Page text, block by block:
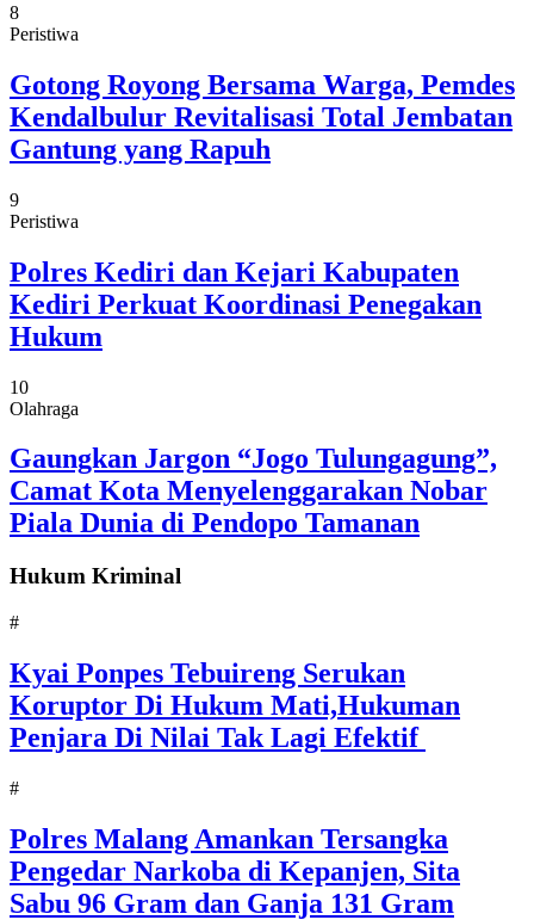
8
Peristiwa
Gotong Royong Bersama Warga, Pemdes
Kendalbulur Revitalisasi Total Jembatan
Gantung yang Rapuh
9
Peristiwa
Polres Kediri dan Kejari Kabupaten
Kediri Perkuat Koordinasi Penegakan
Hukum
10
Olahraga
Gaungkan Jargon “Jogo Tulungagung”,
Camat Kota Menyelenggarakan Nobar
Piala Dunia di Pendopo Tamanan
Hukum Kriminal
#
Kyai Ponpes Tebuireng Serukan
Koruptor Di Hukum Mati,Hukuman
Penjara Di Nilai Tak Lagi Efektif
#
Polres Malang Amankan Tersangka
Pengedar Narkoba di Kepanjen, Sita
Sabu 96 Gram dan Ganja 131 Gram